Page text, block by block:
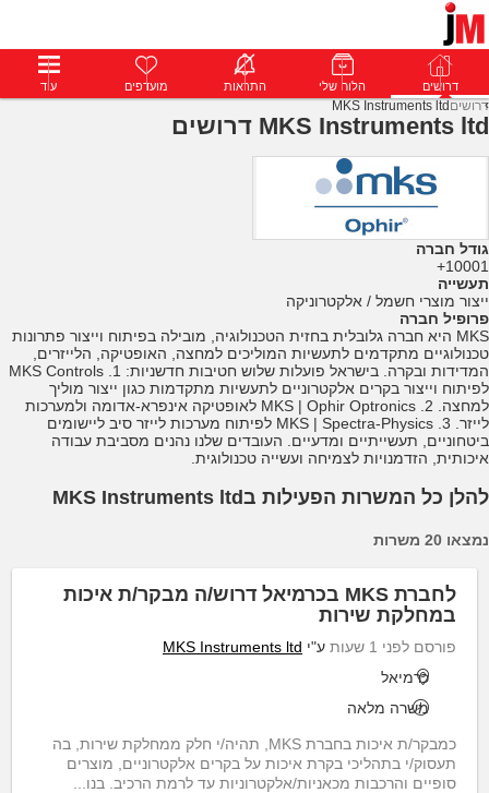
דרושים פרופילים הודעות פרימיום דרושים הלוח שלי התראות מועדפים עוד
דרושים MKS Instruments ltd
MKS Instruments ltd דרושים
גודל חברה
10001+
תעשייה
ייצור מוצרי חשמל / אלקטרוניקה
פרופיל חברה
MKS היא חברה גלובלית בחזית הטכנולוגיה, מובילה בפיתוח וייצור פתרונות
טכנולוגיים מתקדמים לתעשיות המוליכים למחצה, האופטיקה, הלייזרים,
המדידות ובקרה. בישראל פועלות שלוש חטיבות חדשניות: 1. MKS Controls
לפיתוח וייצור בקרים אלקטרוניים לתעשיות מתקדמות כגון ייצור מוליך
למחצה. 2. MKS | Ophir Optronics לאופטיקה אינפרא-אדומה ולמערכות
לייזר. 3. MKS | Spectra-Physics לפיתוח מערכות לייזר סיב ליישומים
ביטחוניים, תעשייתיים ומדעיים. העובדים שלנו נהנים מסביבת עבודה
איכותית, הזדמנויות לצמיחה ועשייה טכנולוגית.
להלן כל המשרות הפעילות בMKS Instruments ltd
נמצאו 20 משרות
לחברת MKS בכרמיאל דרוש/ה מבקר/ת איכות
במחלקת שירות
פורסם לפני 1 שעות ע"י MKS Instruments ltd
כרמיאל
משרה מלאה
כמבקר/ת איכות בחברת MKS, תהיה/י חלק ממחלקת שירות, בה
תעסוק/י בתהליכי בקרת איכות על בקרים אלקטרוניים, מוצרים
סופיים והרכבות מכאניות/אלקטרוניות עד לרמת הרכיב. בנו...